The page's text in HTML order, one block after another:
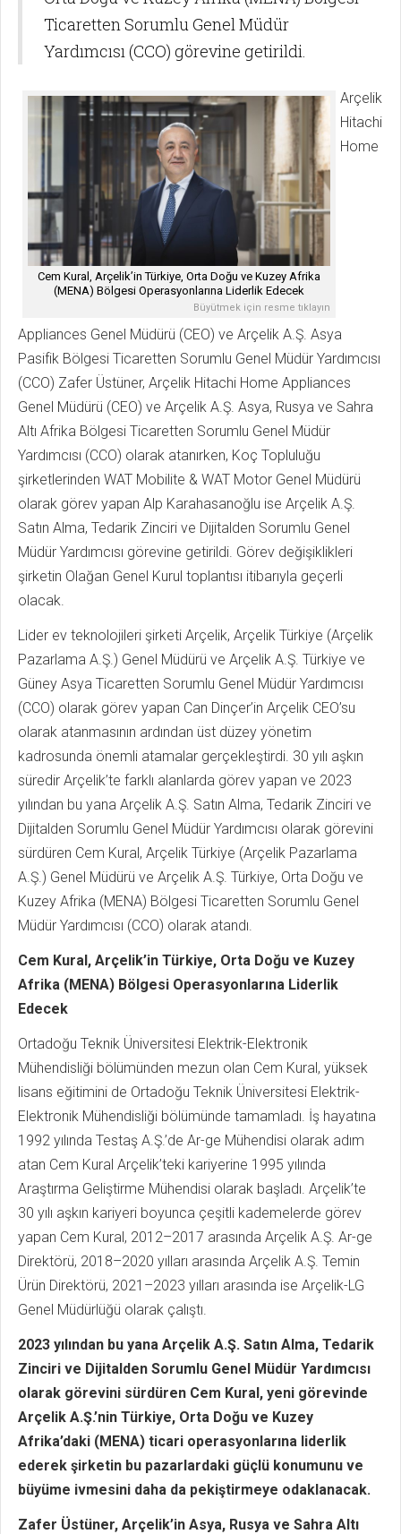
Ticaretten Sorumlu Genel Müdür
Yardımcısı (CCO) görevine getirildi.
Cem Kural, Arçelik’in Türkiye, Orta Doğu ve Kuzey Afrika
(MENA) Bölgesi Operasyonlarına Liderlik Edecek
Büyütmek için resme tıklayın
Arçelik
Hitachi
Home
Appliances Genel Müdürü (CEO) ve Arçelik A.Ş. Asya
Pasifik Bölgesi Ticaretten Sorumlu Genel Müdür Yardımcısı
(CCO) Zafer Üstüner, Arçelik Hitachi Home Appliances
Genel Müdürü (CEO) ve Arçelik A.Ş. Asya, Rusya ve Sahra
Altı Afrika Bölgesi Ticaretten Sorumlu Genel Müdür
Yardımcısı (CCO) olarak atanırken, Koç Topluluğu
şirketlerinden WAT Mobilite & WAT Motor Genel Müdürü
olarak görev yapan Alp Karahasanoğlu ise Arçelik A.Ş.
Satın Alma, Tedarik Zinciri ve Dijitalden Sorumlu Genel
Müdür Yardımcısı görevine getirildi. Görev değişiklikleri
şirketin Olağan Genel Kurul toplantısı itibarıyla geçerli
olacak.
Lider ev teknolojileri şirketi Arçelik, Arçelik Türkiye (Arçelik
Pazarlama A.Ş.) Genel Müdürü ve Arçelik A.Ş. Türkiye ve
Güney Asya Ticaretten Sorumlu Genel Müdür Yardımcısı
(CCO) olarak görev yapan Can Dinçer’in Arçelik CEO’su
olarak atanmasının ardından üst düzey yönetim
kadrosunda önemli atamalar gerçekleştirdi. 30 yılı aşkın
süredir Arçelik’te farklı alanlarda görev yapan ve 2023
yılından bu yana Arçelik A.Ş. Satın Alma, Tedarik Zinciri ve
Dijitalden Sorumlu Genel Müdür Yardımcısı olarak görevini
sürdüren Cem Kural, Arçelik Türkiye (Arçelik Pazarlama
A.Ş.) Genel Müdürü ve Arçelik A.Ş. Türkiye, Orta Doğu ve
Kuzey Afrika (MENA) Bölgesi Ticaretten Sorumlu Genel
Müdür Yardımcısı (CCO) olarak atandı.
Cem Kural, Arçelik’in Türkiye, Orta Doğu ve Kuzey
Afrika (MENA) Bölgesi Operasyonlarına Liderlik
Edecek
Ortadoğu Teknik Üniversitesi Elektrik-Elektronik
Mühendisliği bölümünden mezun olan Cem Kural, yüksek
lisans eğitimini de Ortadoğu Teknik Üniversitesi Elektrik-
Elektronik Mühendisliği bölümünde tamamladı. İş hayatına
1992 yılında Testaş A.Ş.’de Ar-ge Mühendisi olarak adım
atan Cem Kural Arçelik’teki kariyerine 1995 yılında
Araştırma Geliştirme Mühendisi olarak başladı. Arçelik’te
30 yılı aşkın kariyeri boyunca çeşitli kademelerde görev
yapan Cem Kural, 2012–2017 arasında Arçelik A.Ş. Ar-ge
Direktörü, 2018–2020 yılları arasında Arçelik A.Ş. Temin
Ürün Direktörü, 2021–2023 yılları arasında ise Arçelik-LG
Genel Müdürlüğü olarak çalıştı.
2023 yılından bu yana Arçelik A.Ş. Satın Alma, Tedarik
Zinciri ve Dijitalden Sorumlu Genel Müdür Yardımcısı
olarak görevini sürdüren Cem Kural, yeni görevinde
Arçelik A.Ş.’nin Türkiye, Orta Doğu ve Kuzey
Afrika’daki (MENA) ticari operasyonlarına liderlik
ederek şirketin bu pazarlardaki güçlü konumunu ve
büyüme ivmesini daha da pekiştirmeye odaklanacak.
Zafer Üstüner, Arçelik’in Asya, Rusya ve Sahra Altı